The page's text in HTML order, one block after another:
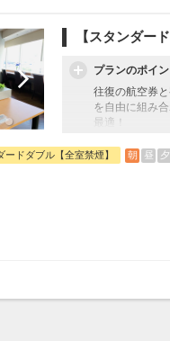
【スタンダー
プランのポイン
往復の航空券
を自由に組み
最適！
フライトは、
オプションで
ドダブル【全室禁煙】 朝 昼 夕